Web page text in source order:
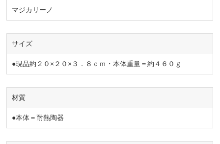
マジカリーノ
サイズ
●現品約２０×２０×３．８ｃｍ・本体重量＝約４６０ｇ
材質
●本体＝耐熱陶器